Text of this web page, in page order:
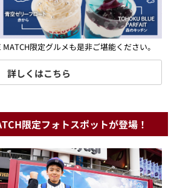
限定グルメも是非ご堪能ください。
詳しくはこちら
限定フォトスポットが登場！